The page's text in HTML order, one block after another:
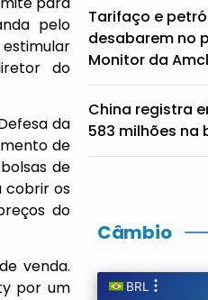
pelo
do
da
de
de
cobrir os
do
venda.
por um
Tarifaço e
desabarem no
Monitor da
China registra
583 milhões na
Câmbio